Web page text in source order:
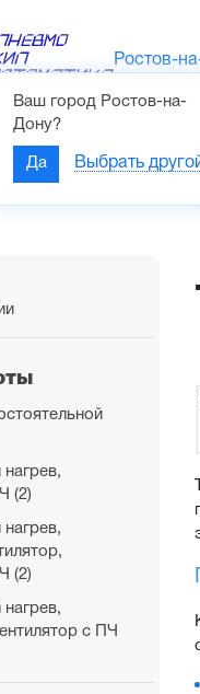
интернет-
Ростов-
Ваш город Ростов-на-
Дону?
Да Выбрать
(2)
(2)
с ПЧ